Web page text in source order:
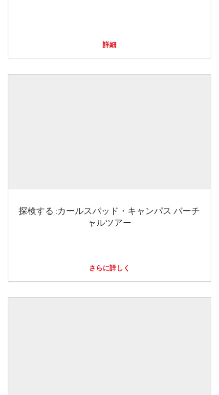
詳細
探検する :カールスバッド・キャンパス バーチ
ャルツアー
さらに詳しく